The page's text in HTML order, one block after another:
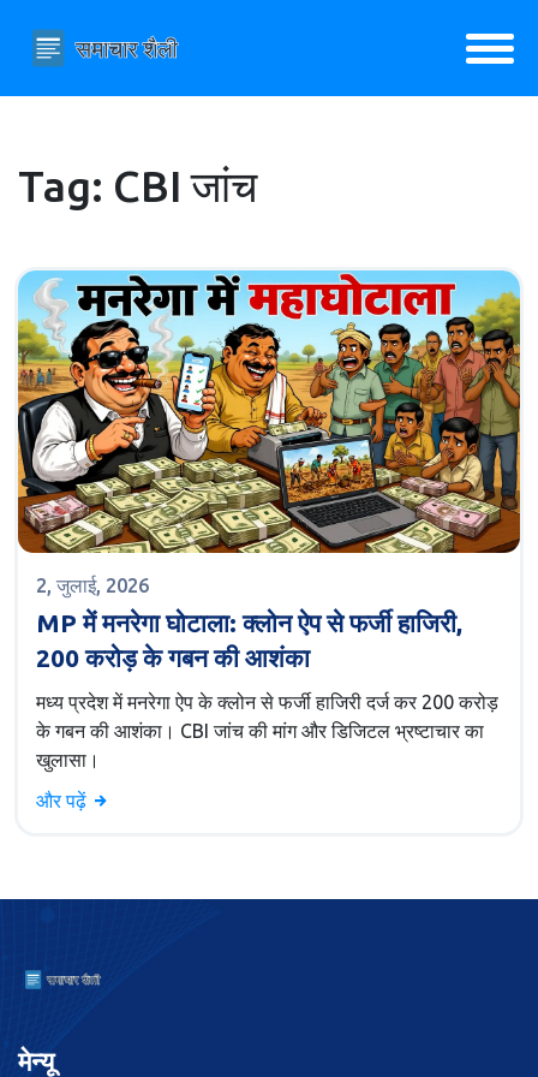
Tag: CBI जांच
2, जुलाई, 2026
MP में मनरेगा घोटाला: क्लोन ऐप से फर्जी हाजिरी,
200 करोड़ के गबन की आशंका
मध्य प्रदेश में मनरेगा ऐप के क्लोन से फर्जी हाजिरी दर्ज कर 200 करोड़
के गबन की आशंका। CBI जांच की मांग और डिजिटल भ्रष्टाचार का
खुलासा।
और पढ़ें
मेन्यू